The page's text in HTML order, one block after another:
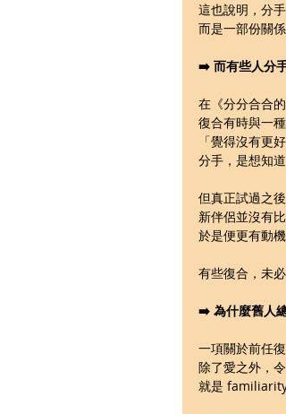
這也說明，分
而是一部份關
➡️ 而有些人分
在《分分合合
復合有時與一
「覺得沒有更
分手，是想知
但真正試過之
新伴侶並沒有
於是便更有動
有些復合，未
➡️ 為什麼舊人
一項關於前任
除了愛之外，
就是 familiarity